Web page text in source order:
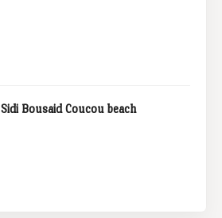
Sidi Bousaid Coucou beach